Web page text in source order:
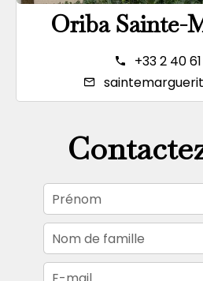
Oriba Sainte-
+33 2 40